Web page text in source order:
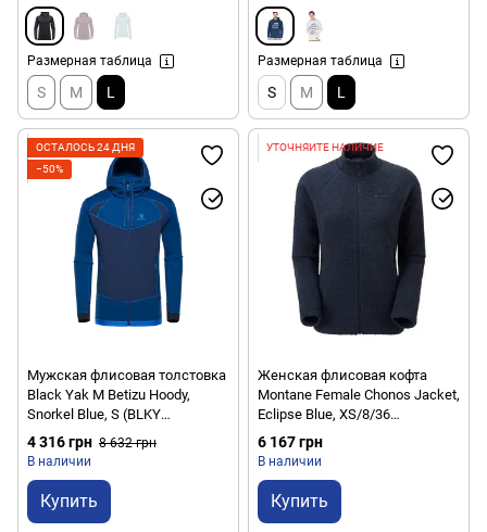
Размерная таблица
S M L
Размерная таблица
S M L
ОСТАЛОСЬ 24 ДНЯ
−50%
Мужская флисовая толстовка
Black Yak M Betizu Hoody,
Snorkel Blue, S (BLKY
1810043.Y6-S)
4 316 грн 8 632 грн
В наличии
Купить
УТОЧНЯЙТЕ НАЛИЧИЕ
Женская флисовая кофта
Montane Female Chonos Jacket,
Eclipse Blue, XS/8/36
(5056237082956)
6 167 грн
В наличии
Купить